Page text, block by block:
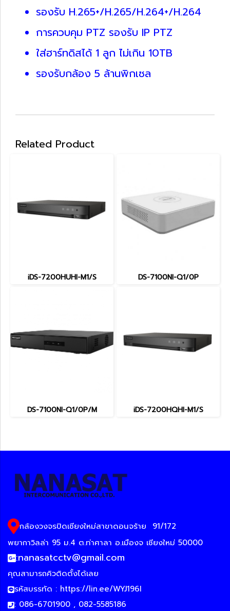
รองรับ H.265+/H.265/H.264+/H.264
การควบคุม PTZ รองรับ IP PTZ
ใส่ฮาร์ทดิสได้ 1 ลูก ไม่เกิน 10TB
รองรับกล้อง 5 ล้านพิกเซล
Related Product
iDS-7200HUHI-M1/S DS-7100NI-Q1/0P
DS-7100NI-Q1/0P/M iDS-7200HQHI-M1/S
กล้องวงจรปิดเชียงใหม่สาขาดอนจร้าย
91/172
พยากาวิลล่า 95 ม.4 ต.ท่าศาลา อ.เมืองจ เชียงใหม่ 50000
:nanasatcctv@gmail.com
คุณสามารถคิวติดตั้งได้เลย
รหัสบรรทัด : https://lin.ee/WYJ196I
: 086-6701900 , 082-5585186